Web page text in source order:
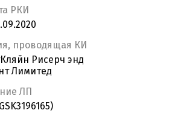
РКИ
проводящая КИ
Рисерч энд
Лимитед
ЛП